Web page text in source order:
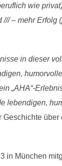
wie
– mehr
in dieser
„AHA“-
lebendigen,
Geschichte
in München